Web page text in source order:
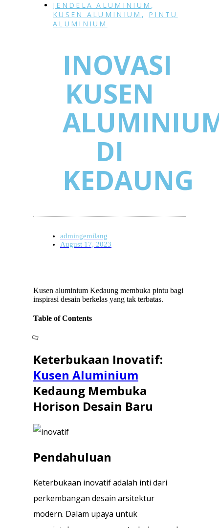
JENDELA ALUMINIUM ,
KUSEN ALUMINIUM , PINTU
ALUMINIUM
INOVASI
KUSEN
DI
KEDAUNG
admingemilang
August 17, 2023
Kusen aluminium Kedaung membuka pintu bagi
inspirasi desain berkelas yang tak terbatas.
Table of Contents
Keterbukaan Inovatif:
Kusen Aluminium
Kedaung Membuka
Horison Desain Baru
Pendahuluan
Keterbukaan inovatif adalah inti dari
perkembangan desain arsitektur
modern. Dalam upaya untuk